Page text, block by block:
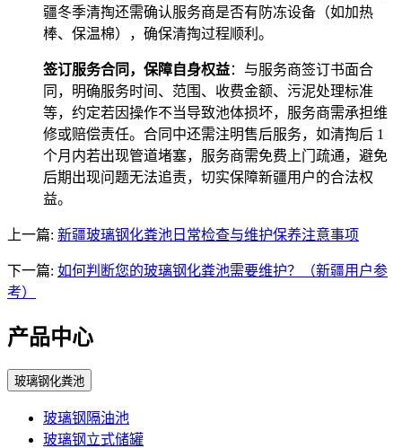
疆冬季清掏还需确认服务商是否有防冻设备（如加热
棒、保温棉），确保清掏过程顺利。
签订服务合同，保障自身权益：与服务商签订书面合
同，明确服务时间、范围、收费金额、污泥处理标准
等，约定若因操作不当导致池体损坏，服务商需承担维
修或赔偿责任。合同中还需注明售后服务，如清掏后 1
个月内若出现管道堵塞，服务商需免费上门疏通，避免
后期出现问题无法追责，切实保障新疆用户的合法权
益。
上一篇: 新疆玻璃钢化粪池日常检查与维护保养注意事项
下一篇: 如何判断您的玻璃钢化粪池需要维护？（新疆用户参
考）
产品中心
玻璃钢化粪池
玻璃钢隔油池
玻璃钢立式储罐